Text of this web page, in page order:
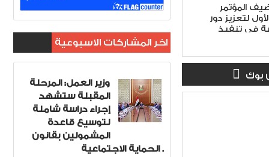
المؤتمر
لتعزيز دور
في تنفيذ
بوك
اخر المشاركات الاسبوعية
وزير العمل: المرحلة
المقبلة ستشهد
إجراء دراسة شاملة
لتوسيع قاعدة
المشمولين بقانون
الحماية الاجتماعية .